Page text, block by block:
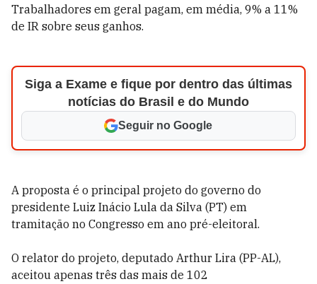
Trabalhadores em geral pagam, em média, 9% a 11%
de IR sobre seus ganhos.
Siga a Exame e fique por dentro das últimas
notícias do Brasil e do Mundo
Seguir no Google
A proposta é o principal projeto do governo do
presidente Luiz Inácio Lula da Silva (PT) em
tramitação no Congresso em ano pré-eleitoral.
O relator do projeto, deputado Arthur Lira (PP-AL),
aceitou apenas três das mais de 102